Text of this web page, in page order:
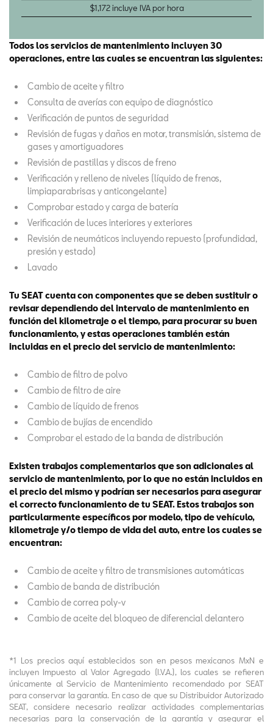
$1,172 incluye IVA por hora
Todos los servicios de mantenimiento incluyen 30
operaciones, entre las cuales se encuentran las siguientes:
Cambio de aceite y filtro
Consulta de averías con equipo de diagnóstico
Verificación de puntos de seguridad
Revisión de fugas y daños en motor, transmisión, sistema de
gases y amortiguadores
Revisión de pastillas y discos de freno
Verificación y relleno de niveles (líquido de frenos,
limpiaparabrisas y anticongelante)
Comprobar estado y carga de batería
Verificación de luces interiores y exteriores
Revisión de neumáticos incluyendo repuesto (profundidad,
presión y estado)
Lavado
Tu SEAT cuenta con componentes que se deben sustituir o
revisar dependiendo del intervalo de mantenimiento en
función del kilometraje o el tiempo, para procurar su buen
funcionamiento, y estas operaciones también están
incluidas en el precio del servicio de mantenimiento:
Cambio de filtro de polvo
Cambio de filtro de aire
Cambio de líquido de frenos
Cambio de bujías de encendido
Comprobar el estado de la banda de distribución
Existen trabajos complementarios que son adicionales al
servicio de mantenimiento, por lo que no están incluidos en
el precio del mismo y podrían ser necesarios para asegurar
el correcto funcionamiento de tu SEAT. Estos trabajos son
particularmente específicos por modelo, tipo de vehículo,
kilometraje y/o tiempo de vida del auto, entre los cuales se
encuentran:
Cambio de aceite y filtro de transmisiones automáticas
Cambio de banda de distribución
Cambio de correa poly-v
Cambio de aceite del bloqueo de diferencial delantero
*1 Los precios aquí establecidos son en pesos mexicanos MxN e
incluyen Impuesto al Valor Agregado (I.V.A.), los cuales se refieren
únicamente al Servicio de Mantenimiento recomendado por SEAT
para conservar la garantía. En caso de que su Distribuidor Autorizado
SEAT, considere necesario realizar actividades complementarias
necesarias para la conservación de la garantía y asegurar el